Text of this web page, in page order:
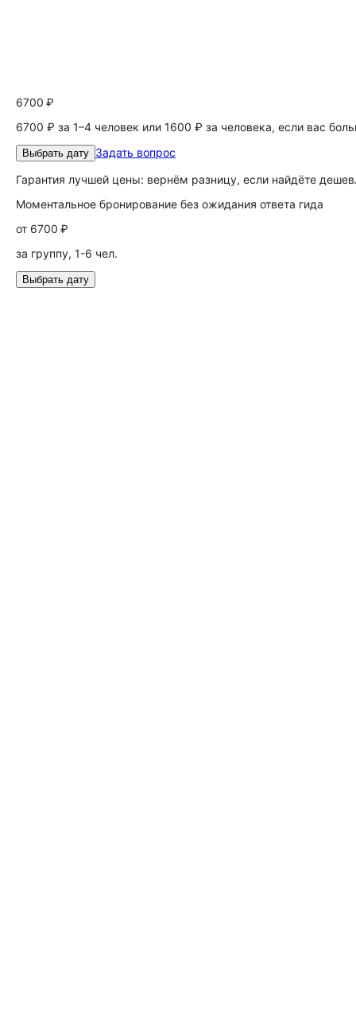
6700 ₽
6700 ₽ за 1–4 человек или 1600 ₽ за человека, если вас
Выбрать дату Задать вопрос
Гарантия лучшей цены: вернём разницу, если найдёте
Моментальное бронирование без ожидания ответа гида
от 6700 ₽
за группу, 1-6 чел.
Выбрать дату